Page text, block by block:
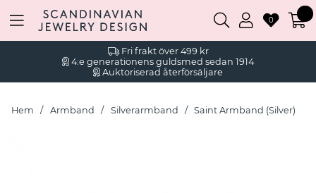
Fri frakt över 499 kr
4:e generationens guldsmed sedan 1914
Auktoriserad återförsäljare
0
Hem Armband Silverarmband Saint Armband (Silver)